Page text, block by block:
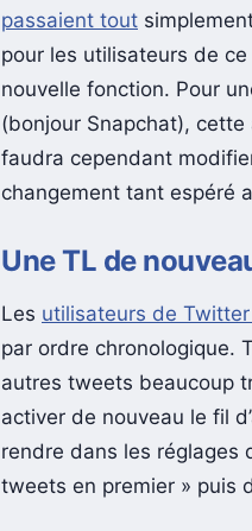
passaient tout
pour les utilisateurs de
nouvelle fonction. Pour
(bonjour Snapchat), cette
faudra cependant
changement tant espéré
Une TL de
Les utilisateurs de
par ordre chronologique.
autres tweets beaucoup
activer de nouveau le fil
rendre dans les réglages
tweets en premier » puis